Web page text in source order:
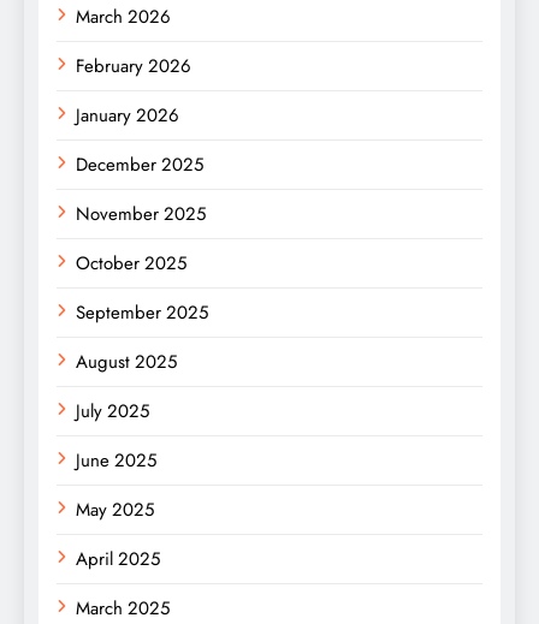
March 2026
February 2026
January 2026
December 2025
November 2025
October 2025
September 2025
August 2025
July 2025
June 2025
May 2025
April 2025
March 2025